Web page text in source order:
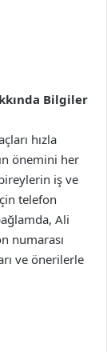
Bilgiler
hızla
önemini her
iş ve
telefon
Ali
numarası
ve önerilerle